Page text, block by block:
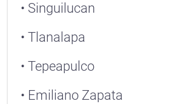
• Singuilucan
• Tlanalapa
• Tepeapulco
• Emiliano Zapata